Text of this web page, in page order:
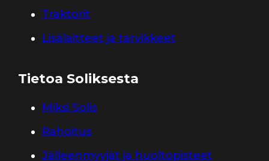
Traktorit
Lisälaitteet ja tarvikkeet
Tietoa Soliksesta
Miksi Solis
Rahoitus
Jälleenmyyjät ja huoltopisteet